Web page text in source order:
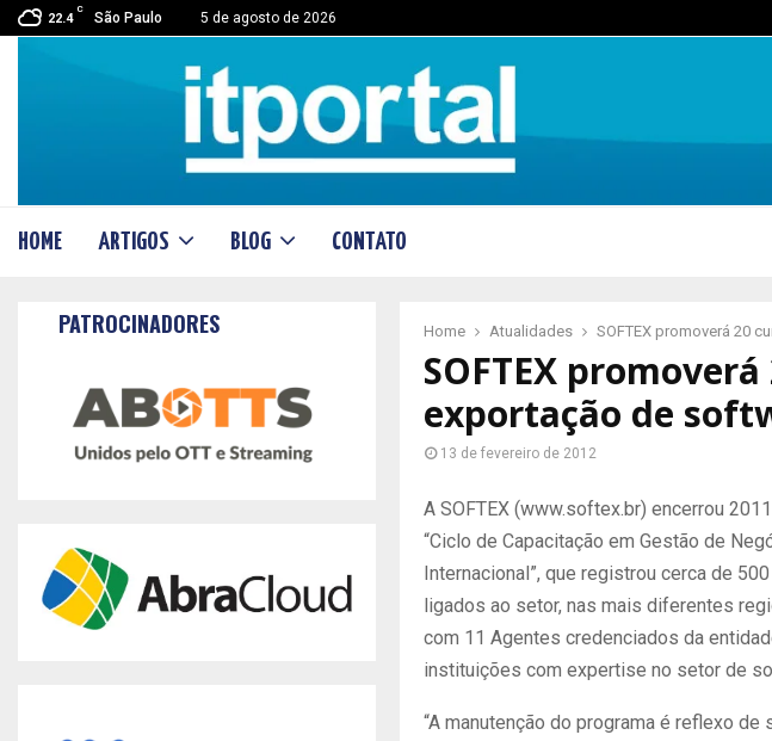
22.4
C
São Paulo 5 de agosto de 2026
HOME ARTIGOS BLOG CONTATO
Home Atualidades SOFTEX promoverá 20
SOFTEX
exportação de
13 de fevereiro de 2012
A SOFTEX (www.softex.br) encerrou
“Ciclo de Capacitação em Gestão de
Internacional”, que registrou cerca de
ligados ao setor, nas mais diferentes
com 11 Agentes credenciados da
instituições com expertise no setor de
“A manutenção do programa é reflexo
PATROCINADORES